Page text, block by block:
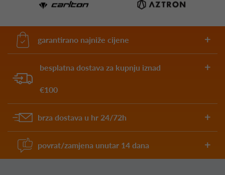
garantirano najniže cijene
besplatna dostava za kupnju iznad
€100
brza dostava u hr 24/72h
povrat/zamjena unutar 14 dana